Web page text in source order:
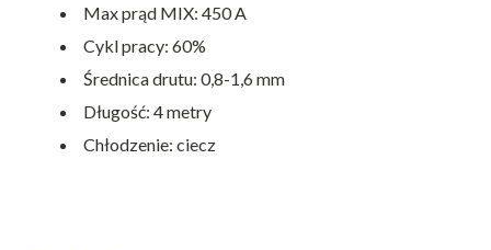
Max prąd MIX: 450 A
Cykl pracy: 60%
Średnica drutu: 0,8-1,6 mm
Długość: 4 metry
Chłodzenie: ciecz